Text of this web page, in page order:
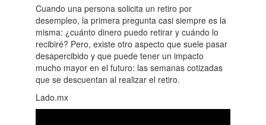
Cuando una persona solicita un retiro por
desempleo, la primera pregunta casi siempre es la
misma: ¿cuánto dinero puedo retirar y cuándo lo
recibiré? Pero, existe otro aspecto que suele pasar
desapercibido y que puede tener un impacto
mucho mayor en el futuro: las semanas cotizadas
que se descuentan al realizar el retiro.
Lado.mx